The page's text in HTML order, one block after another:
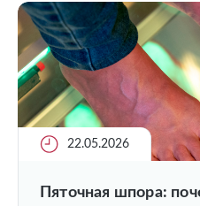
22.05.2026
Пяточная шпора: